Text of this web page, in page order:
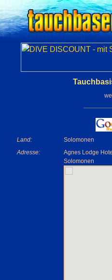
Land:
Solomonen
Adresse:
Agnes Lodge
Solomonen